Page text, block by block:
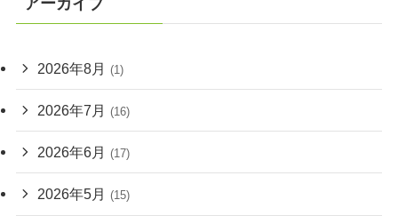
アーカイブ
2026年8月 (1)
2026年7月 (16)
2026年6月 (17)
2026年5月 (15)